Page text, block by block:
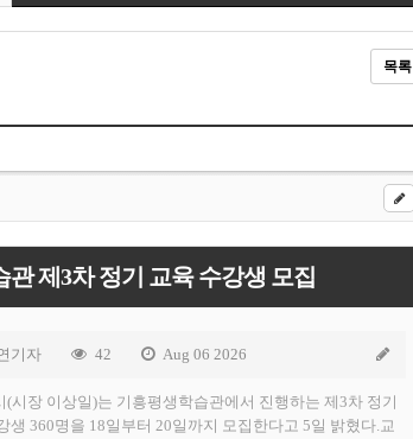
목록
제3차 정기 교육 수강생 모집
기자 42 Aug 06 2026
(시장 이상일)는 기흥평생학습관에서 진행하는 제3차 정기
생 360명을 18일부터 20일까지 모집한다고 5일 밝혔다.교